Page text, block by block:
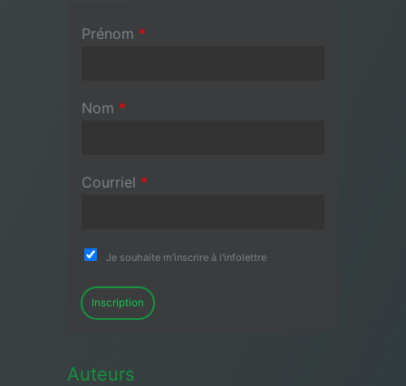
Prénom *
Nom *
Courriel *
Je souhaite m'inscrire à l'infolettre
Inscription
Auteurs